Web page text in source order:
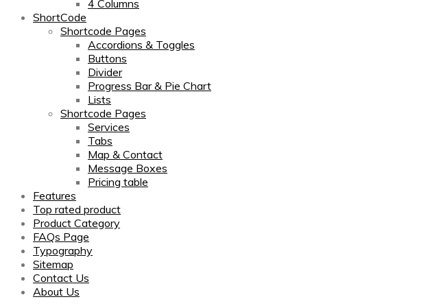
4 Columns
ShortCode
Shortcode Pages
Accordions & Toggles
Buttons
Divider
Progress Bar & Pie Chart
Lists
Shortcode Pages
Services
Tabs
Map & Contact
Message Boxes
Pricing table
Features
Top rated product
Product Category
FAQs Page
Typography
Sitemap
Contact Us
About Us